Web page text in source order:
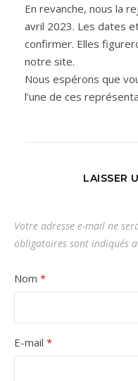
En revanche, nous la
avril 2023. Les dates
confirmer. Elles
notre site.
Nous espérons que
l’une de ces
LAISSER
Votre adresse e-mail ne
obligatoires sont indiqués
Nom *
E-mail *